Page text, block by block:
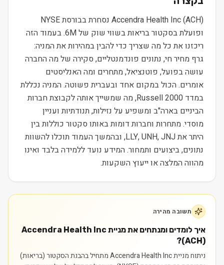
Accendra Health Inc (ACH) נסחרת בבורסת NYSE
ופועלת בסקטור בריאות בשווי שוק של 6M. בעמוד הזה
ריכזנו את כל מה שצריך כדי להבין במהירות את המניה:
גרף מחיר חי, נתונים פונדמנטליים, סקירה של מה החברה
עושה בפועל, פוטנציאל, מתחרים ומה האנליסטים
אומרים. הכול במקום אחד ובעברית פשוטה. המניה נכללת
במדד Russell 2000, מה שמשייך אותה לקבוצת חברות
הביניים בארה"ב ומשפיע על נזילות, תנודתיות ועניין
מוסדי. מתחרות וחברות דומות באותו סקטור כוללות בין
היתר את LLY, UNH, JNJ, ובהמשך העמוד תוכלו להשוות
נתונים, ביצועים ותמחור. המידע נועד ללמידה בלבד ואינו
מהווה המלצה או ייעוץ השקעות.
תשובה מהירה
איך לומדים ומנתחים את מניית Accendra Health Inc
(ACH)?
ניתוח מניית Accendra Health Inc מתחיל בהבנת הסקטור (בריאות)